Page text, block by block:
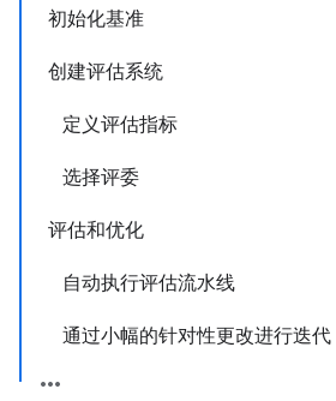
初始化基准
创建评估系统
定义评估指标
选择评委
评估和优化
自动执行评估流水线
通过小幅的针对性更改进行迭代